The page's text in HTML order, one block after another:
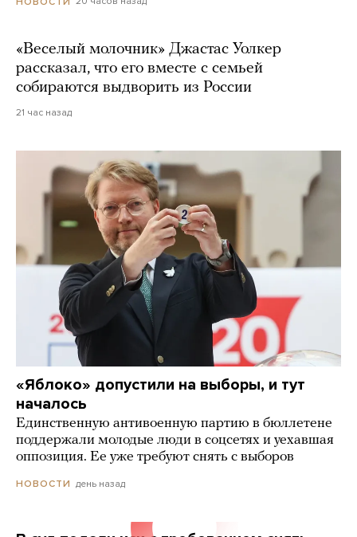
«Веселый молочник» Джастас Уолкер
рассказал, что его вместе с семьей
собираются выдворить из России
21 час назад
«Яблоко» допустили на выборы, и тут
началось
Единственную антивоенную партию в бюллетене
поддержали молодые люди в соцсетях и уехавшая
оппозиция. Ее уже требуют снять с выборов
НОВОСТИ день назад